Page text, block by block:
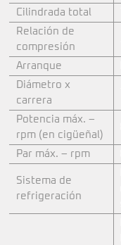
Cilindrada total
Relación de
compresión
Arranque
Diámetro x
carrera
Potencia máx. –
rpm (en cigüeñal)
Par máx. – rpm
Sistema de
refrigeración